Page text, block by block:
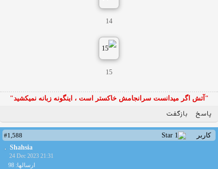
14
15
"آتش اگر ميدانست سرانجامش خاكستر است ، اينگونه زبانه نميكشيد"
پاسخ بازگفت
کاربر
#1,588
Shahsia
24 Dec 2023 21:31
ارسالها: 98